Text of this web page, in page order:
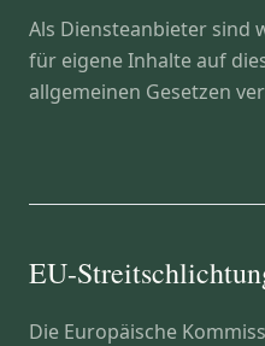
Als Diensteanbieter sind
für eigene Inhalte auf
allgemeinen Gesetzen
EU-
Die Europäische